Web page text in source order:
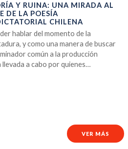
Y RUINA: UNA MIRADA AL
DE LA POESÍA
CHILENA
hablar del momento de la
y como una manera de buscar
común a la producción
a cabo por quienes…
VER MÁS